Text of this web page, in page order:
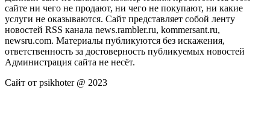
сайте ни чего не продают, ни чего не покупают, ни какие
услуги не оказываются. Сайт представляет собой ленту
новостей RSS канала news.rambler.ru, kommersant.ru,
newsru.com. Материалы публикуются без искажения,
ответственность за достоверность публикуемых новостей
Администрация сайта не несёт.
Сайт от psikhoter @ 2023